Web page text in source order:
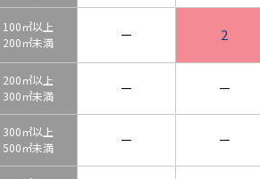
100㎡以上
200㎡未満
－ 2
200㎡以上
300㎡未満
－ －
300㎡以上
500㎡未満
－ －